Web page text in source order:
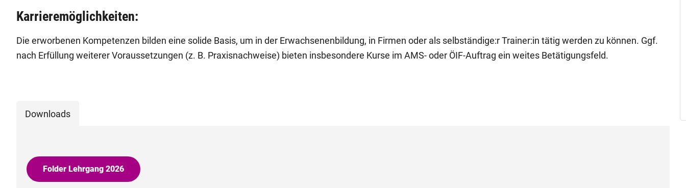
Karrieremöglichkeiten:
Die erworbenen Kompetenzen bilden eine solide Basis, um in der Erwachsenenbildung, in Firmen oder als selbständige:r Trainer:in tätig werden zu können. Ggf.
nach Erfüllung weiterer Voraussetzungen (z. B. Praxisnachweise) bieten insbesondere Kurse im AMS- oder ÖIF-Auftrag ein weites Betätigungsfeld.
Downloads
Folder Lehrgang 2026